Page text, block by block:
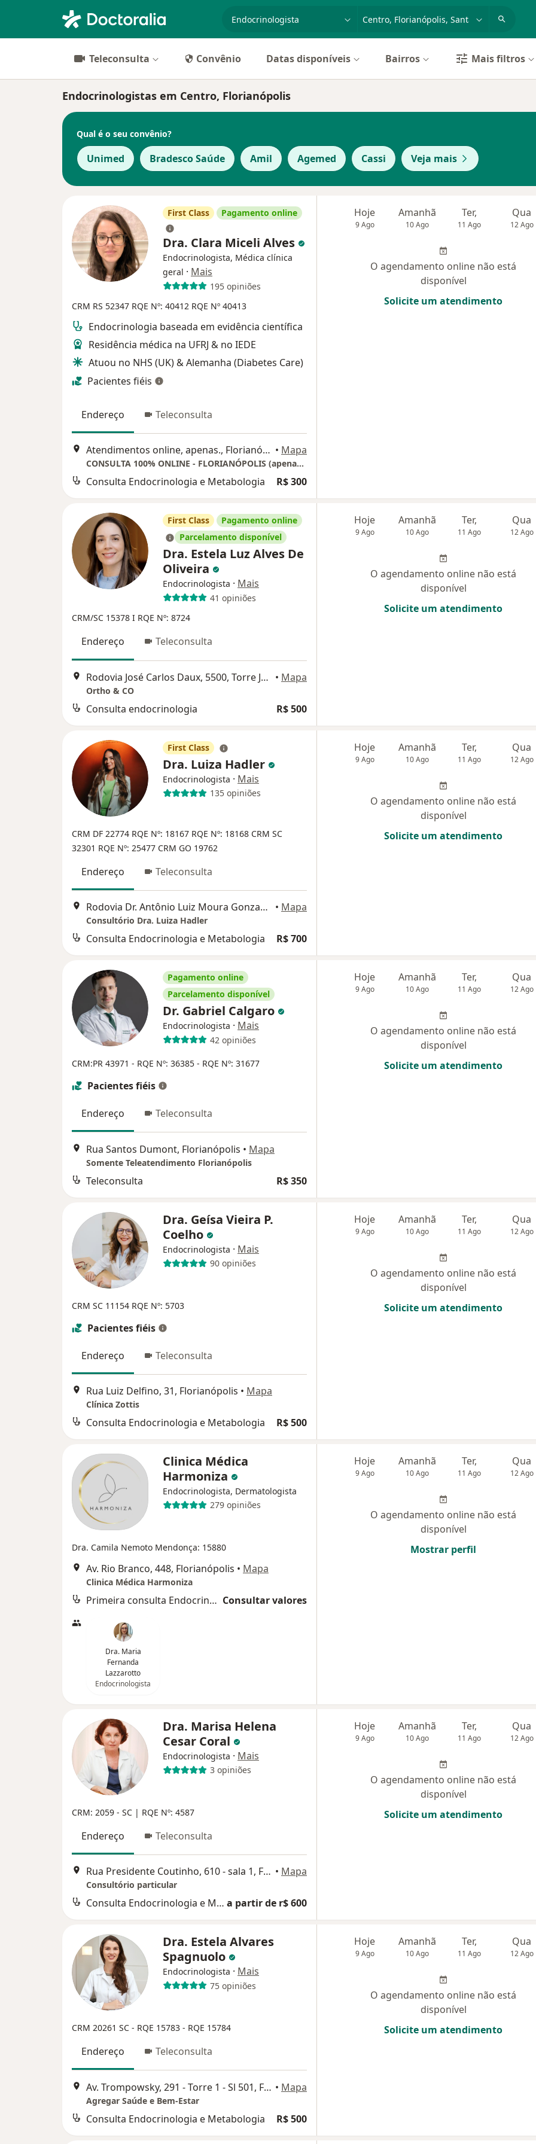
cidade ou região
Teleconsulta Convênio Datas disponíveis Bairros Mais filtros
Endocrinologistas em Centro, Florianópolis
Qual é o seu convênio?
Unimed Bradesco Saúde Amil Agemed Cassi Veja mais
First Class Pagamento online
Dra. Clara Miceli Alves
Endocrinologista, Médica clínica
geral · Mais
195 opiniões
CRM RS 52347 RQE Nº: 40412 RQE Nº 40413
Endocrinologia baseada em evidência científica
Residência médica na UFRJ & no IEDE
Atuou no NHS (UK) & Alemanha (Diabetes Care)
Pacientes fiéis
Endereço Teleconsulta
Atendimentos online, apenas., Florianópolis • Mapa
CONSULTA 100% ONLINE - FLORIANÓPOLIS (apenas telemedicina)
Consulta Endocrinologia e Metabologia R$ 300
Hoje
9 Ago
Amanhã
10 Ago
Ter,
11 Ago
Qua
12 Ago
O agendamento online não está
disponível
Solicite um atendimento
First Class
Pagamento online
Parcelamento disponível
Dra. Estela Luz Alves De
Oliveira
Endocrinologista · Mais
41 opiniões
CRM/SC 15378 I RQE Nº: 8724
Endereço Teleconsulta
Rodovia José Carlos Daux, 5500, Torre Jurerê B, sala 210 e 212, Florianópolis • Mapa
Ortho & CO
Consulta endocrinologia R$ 500
Hoje
9 Ago
Amanhã
10 Ago
Ter,
11 Ago
Qua
12 Ago
O agendamento online não está
disponível
Solicite um atendimento
First Class
Dra. Luiza Hadler
Endocrinologista · Mais
135 opiniões
CRM DF 22774 RQE Nº: 18167 RQE Nº: 18168 CRM SC
32301 RQE Nº: 25477 CRM GO 19762
Endereço Teleconsulta
Rodovia Dr. Antônio Luiz Moura Gonzaga, 3339, Multi Open Shopping, Florianópolis • Mapa
Consultório Dra. Luiza Hadler
Consulta Endocrinologia e Metabologia R$ 700
Hoje
9 Ago
Amanhã
10 Ago
Ter,
11 Ago
Qua
12 Ago
O agendamento online não está
disponível
Solicite um atendimento
Pagamento online
Parcelamento disponível
Dr. Gabriel Calgaro
Endocrinologista · Mais
42 opiniões
CRM:PR 43971 - RQE Nº: 36385 - RQE Nº: 31677
Pacientes fiéis
Endereço Teleconsulta
Rua Santos Dumont, Florianópolis • Mapa
Somente Teleatendimento Florianópolis
Teleconsulta R$ 350
Hoje
9 Ago
Amanhã
10 Ago
Ter,
11 Ago
Qua
12 Ago
O agendamento online não está
disponível
Solicite um atendimento
Dra. Geísa Vieira P.
Coelho
Endocrinologista · Mais
90 opiniões
CRM SC 11154 RQE Nº: 5703
Pacientes fiéis
Endereço Teleconsulta
Rua Luiz Delfino, 31, Florianópolis • Mapa
Clínica Zottis
Consulta Endocrinologia e Metabologia R$ 500
Hoje
9 Ago
Amanhã
10 Ago
Ter,
11 Ago
Qua
12 Ago
O agendamento online não está
disponível
Solicite um atendimento
Clinica Médica
Harmoniza
Endocrinologista, Dermatologista
279 opiniões
Dra. Camila Nemoto Mendonça: 15880
Av. Rio Branco, 448, Florianópolis • Mapa
Clinica Médica Harmoniza
Primeira consulta Endocrinologia e Metabologia Consultar valores
Dra. Maria
Fernanda
Lazzarotto
Endocrinologista
Hoje
9 Ago
Amanhã
10 Ago
Ter,
11 Ago
Qua
12 Ago
O agendamento online não está
disponível
Mostrar perfil
Dra. Marisa Helena
Cesar Coral
Endocrinologista · Mais
3 opiniões
CRM: 2059 - SC | RQE Nº: 4587
Endereço Teleconsulta
Rua Presidente Coutinho, 610 - sala 1, Florianópolis • Mapa
Consultório particular
Consulta Endocrinologia e Metabologia a partir de r$ 600
Hoje
9 Ago
Amanhã
10 Ago
Ter,
11 Ago
Qua
12 Ago
O agendamento online não está
disponível
Solicite um atendimento
Dra. Estela Alvares
Spagnuolo
Endocrinologista · Mais
75 opiniões
CRM 20261 SC - RQE 15783 - RQE 15784
Endereço Teleconsulta
Av. Trompowsky, 291 - Torre 1 - Sl 501, Florianópolis • Mapa
Agregar Saúde e Bem-Estar
Consulta Endocrinologia e Metabologia R$ 500
Hoje
9 Ago
Amanhã
10 Ago
Ter,
11 Ago
Qua
12 Ago
O agendamento online não está
disponível
Solicite um atendimento